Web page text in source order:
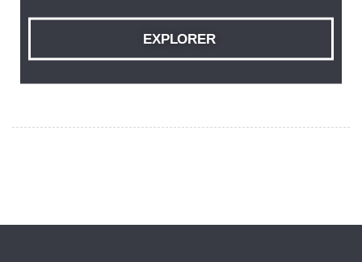
EXPLORER